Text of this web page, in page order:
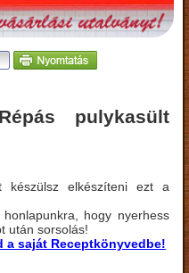
pulykasült
készülsz elkészíteni ezt a
hogy nyerhess
után sorsolás!
saját Receptkönyvedbe!